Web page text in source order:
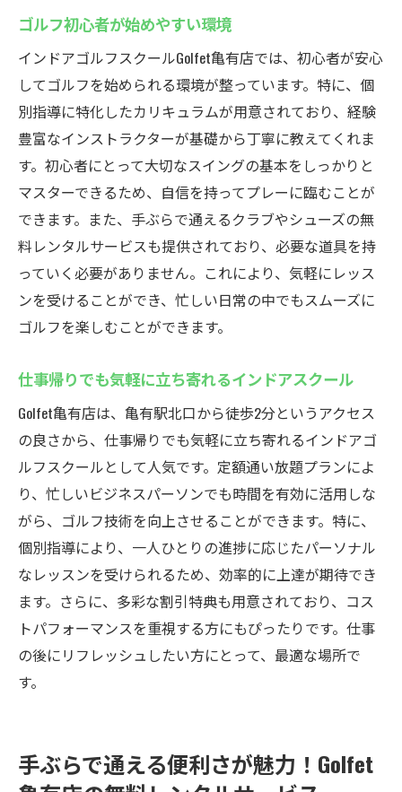
インドア環境で天候に左右されないゴルフ練習
の利点
雨の日でも安心の練習環境
安定したコンディションでの練習効果
四季を問わずに続けられるゴルフの魅力
集中できる環境で技術向上を狙う
室内練習ならではのメリットを最大限活用
インドア施設の最新設備を体験する
口コミや評判で選ぶべき！Golfet亀有店の魅力と
は
利用者の声から見える教室の実態
高評価ポイントを徹底分析
SNSでの評判とその真実
口コミを活用した教室選びのコツ
人気の秘密は何か？利用者の体験談
評判の良さを証明する具体的な成功事例
ゴルフ初心者が始めやすい環境
インドアゴルフスクールGolfet亀有店では、初心者が安心
してゴルフを始められる環境が整っています。特に、個
別指導に特化したカリキュラムが用意されており、経験
豊富なインストラクターが基礎から丁寧に教えてくれま
す。初心者にとって大切なスイングの基本をしっかりと
マスターできるため、自信を持ってプレーに臨むことが
できます。また、手ぶらで通えるクラブやシューズの無
料レンタルサービスも提供されており、必要な道具を持
っていく必要がありません。これにより、気軽にレッス
ンを受けることができ、忙しい日常の中でもスムーズに
ゴルフを楽しむことができます。
仕事帰りでも気軽に立ち寄れるインドアスクール
Golfet亀有店は、亀有駅北口から徒歩2分というアクセス
の良さから、仕事帰りでも気軽に立ち寄れるインドアゴ
ルフスクールとして人気です。定額通い放題プランによ
り、忙しいビジネスパーソンでも時間を有効に活用しな
がら、ゴルフ技術を向上させることができます。特に、
個別指導により、一人ひとりの進捗に応じたパーソナル
なレッスンを受けられるため、効率的に上達が期待でき
ます。さらに、多彩な割引特典も用意されており、コス
トパフォーマンスを重視する方にもぴったりです。仕事
の後にリフレッシュしたい方にとって、最適な場所で
す。
手ぶらで通える便利さが魅力！Golfet